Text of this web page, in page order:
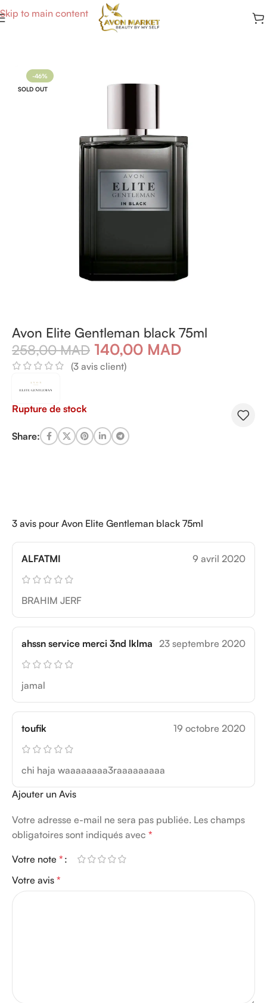
Skip to main content
Parfums Homme
-46%
SOLD OUT
Avon Elite Gentleman black 75ml
258,00MAD 140,00 MAD
(3 avis client)
Rupture de stock
Share:
3 avis pour Avon Elite Gentleman black 75ml
ALFATMI 9 avril 2020
BRAHIM JERF
ahssn service merci 3nd lklma 23 septembre 2020
jamal
toufik 19 octobre 2020
chi haja waaaaaaaa3raaaaaaaaa
Ajouter un Avis
Votre adresse e-mail ne sera pas publiée. Les champs
obligatoires sont indiqués avec *
Votre note *
Votre avis *